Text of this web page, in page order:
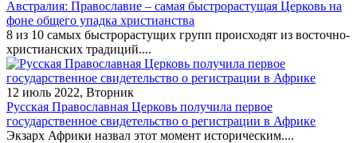
Австралия: Православие – самая быстрорастущая Церковь на
фоне общего упадка христианства
8 из 10 самых быстрорастущих групп происходят из восточно-
христианских традиций....
12 июль 2022, Вторник
Русская Православная Церковь получила первое
государственное свидетельство о регистрации в Африке
Экзарх Африки назвал этот момент историческим....